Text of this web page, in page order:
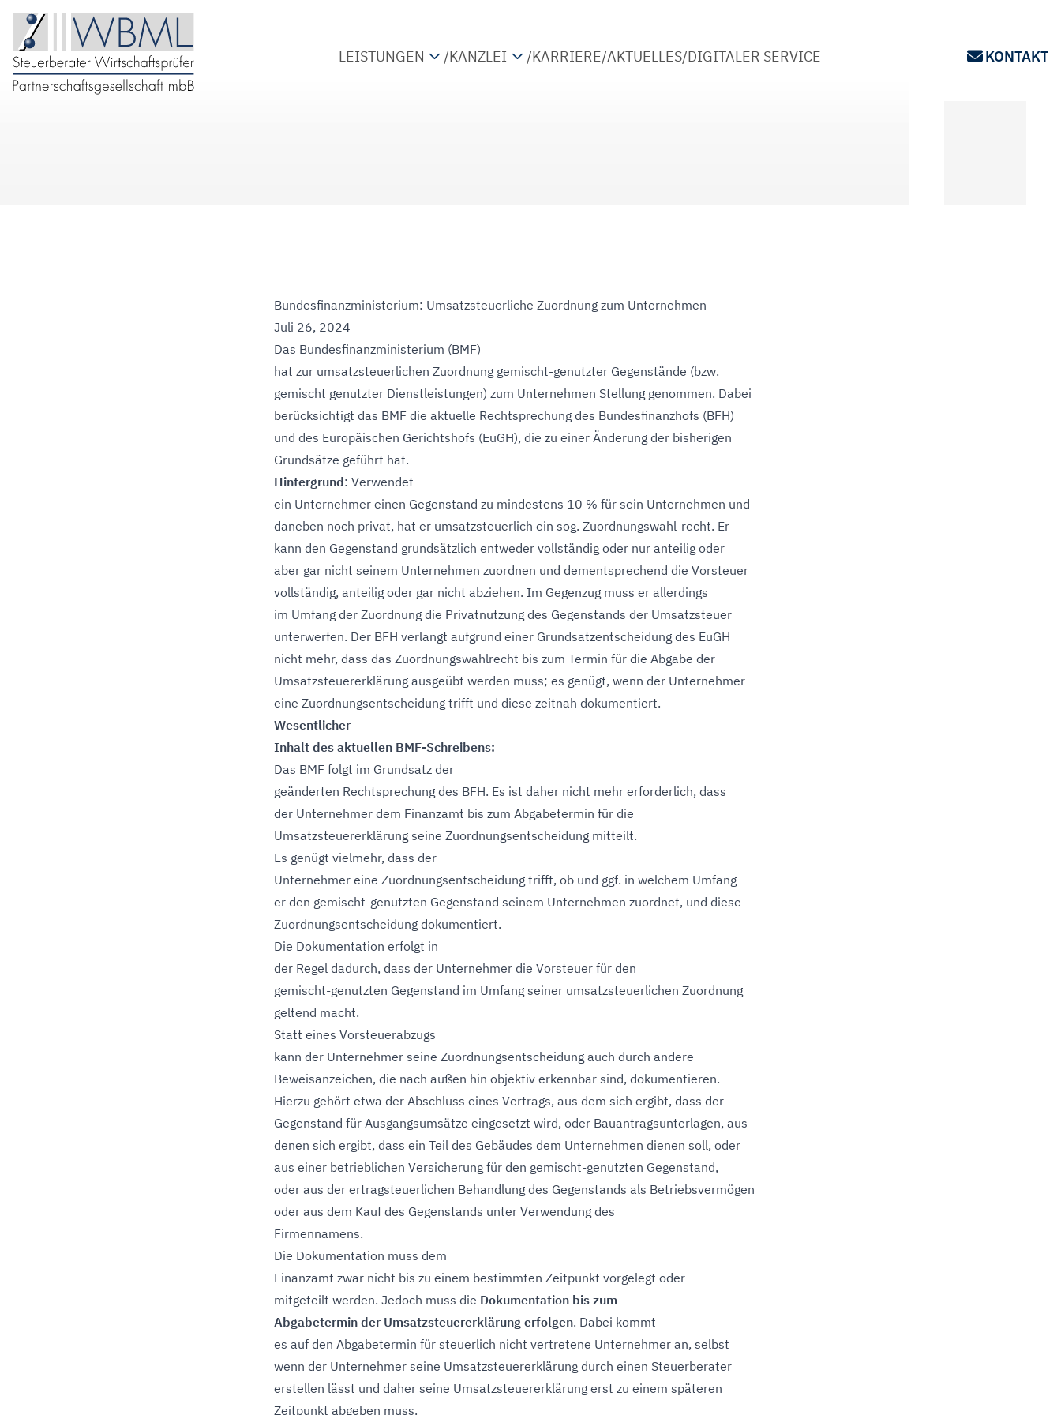
LEISTUNGEN
/KANZLEI
/KARRIERE/AKTUELLES/DIGITALER SERVICE KONTAKT
Bundesfinanzministerium: Umsatzsteuerliche Zuordnung zum Unternehmen
Juli 26, 2024
Das Bundesfinanzministerium (BMF)
hat zur umsatzsteuerlichen Zuordnung gemischt-genutzter Gegenstände (bzw.
gemischt genutzter Dienstleistungen) zum Unternehmen Stellung genommen. Dabei
berücksichtigt das BMF die aktuelle Rechtsprechung des Bundesfinanzhofs (BFH)
und des Europäischen Gerichtshofs (EuGH), die zu einer Änderung der bisherigen
Grundsätze geführt hat.
Hintergrund: Verwendet
ein Unternehmer einen Gegenstand zu mindestens 10 % für sein Unternehmen und
daneben noch privat, hat er umsatzsteuerlich ein sog. Zuordnungswahl-recht. Er
kann den Gegenstand grundsätzlich entweder vollständig oder nur anteilig oder
aber gar nicht seinem Unternehmen zuordnen und dementsprechend die Vorsteuer
vollständig, anteilig oder gar nicht abziehen. Im Gegenzug muss er allerdings
im Umfang der Zuordnung die Privatnutzung des Gegenstands der Umsatzsteuer
unterwerfen. Der BFH verlangt aufgrund einer Grundsatzentscheidung des EuGH
nicht mehr, dass das Zuordnungswahlrecht bis zum Termin für die Abgabe der
Umsatzsteuererklärung ausgeübt werden muss; es genügt, wenn der Unternehmer
eine Zuordnungsentscheidung trifft und diese zeitnah dokumentiert.
Wesentlicher
Inhalt des aktuellen BMF-Schreibens:
Das BMF folgt im Grundsatz der
geänderten Rechtsprechung des BFH. Es ist daher nicht mehr erforderlich, dass
der Unternehmer dem Finanzamt bis zum Abgabetermin für die
Umsatzsteuererklärung seine Zuordnungsentscheidung mitteilt.
Es genügt vielmehr, dass der
Unternehmer eine Zuordnungsentscheidung trifft, ob und ggf. in welchem Umfang
er den gemischt-genutzten Gegenstand seinem Unternehmen zuordnet, und diese
Zuordnungsentscheidung dokumentiert.
Die Dokumentation erfolgt in
der Regel dadurch, dass der Unternehmer die Vorsteuer für den
gemischt-genutzten Gegenstand im Umfang seiner umsatzsteuerlichen Zuordnung
geltend macht.
Statt eines Vorsteuerabzugs
kann der Unternehmer seine Zuordnungsentscheidung auch durch andere
Beweisanzeichen, die nach außen hin objektiv erkennbar sind, dokumentieren.
Hierzu gehört etwa der Abschluss eines Vertrags, aus dem sich ergibt, dass der
Gegenstand für Ausgangsumsätze eingesetzt wird, oder Bauantragsunterlagen, aus
denen sich ergibt, dass ein Teil des Gebäudes dem Unternehmen dienen soll, oder
aus einer betrieblichen Versicherung für den gemischt-genutzten Gegenstand,
oder aus der ertragsteuerlichen Behandlung des Gegenstands als Betriebsvermögen
oder aus dem Kauf des Gegenstands unter Verwendung des
Firmennamens.
Die Dokumentation muss dem
Finanzamt zwar nicht bis zu einem bestimmten Zeitpunkt vorgelegt oder
mitgeteilt werden. Jedoch muss die Dokumentation bis zum
Abgabetermin der Umsatzsteuererklärung erfolgen. Dabei kommt
es auf den Abgabetermin für steuerlich nicht vertretene Unternehmer an, selbst
wenn der Unternehmer seine Umsatzsteuererklärung durch einen Steuerberater
erstellen lässt und daher seine Umsatzsteuererklärung erst zu einem späteren
Zeitpunkt abgeben muss.